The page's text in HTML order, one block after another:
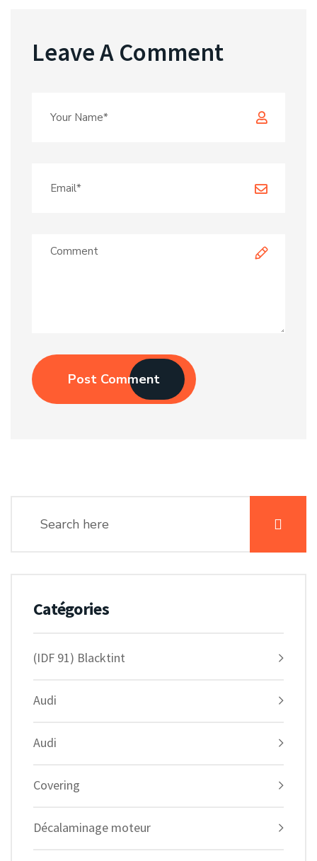
Leave A Comment
Post Comment
Catégories
(IDF 91) Blacktint
Audi
Audi
Covering
Décalaminage moteur